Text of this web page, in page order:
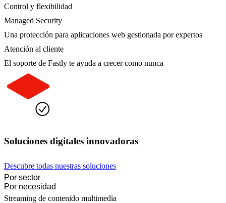
Control y flexibilidad
Managed Security
Una protección para aplicaciones web gestionada por expertos
Atención al cliente
El soporte de Fastly te ayuda a crecer como nunca
Soluciones digitales innovadoras
Descubre todas nuestras soluciones
Por sector
Por necesidad
Streaming de contenido multimedia